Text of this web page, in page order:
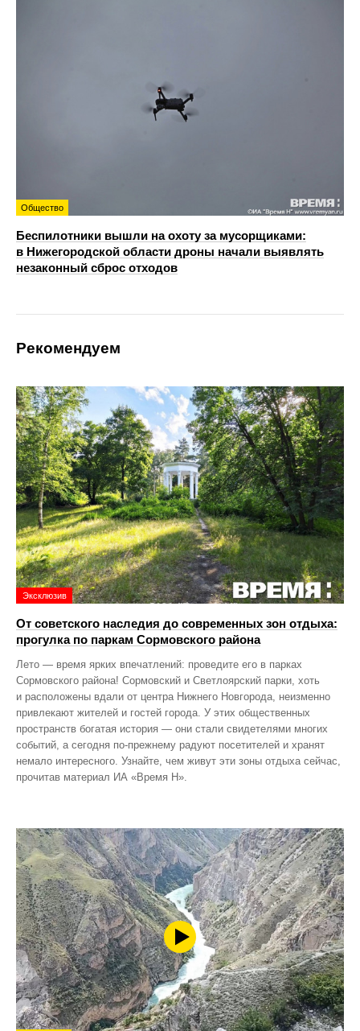
Общество
Беспилотники вышли на охоту за мусорщиками:
в Нижегородской области дроны начали выявлять
незаконный сброс отходов
Рекомендуем
Эксклюзив
От советского наследия до современных зон отдыха:
прогулка по паркам Сормовского района
Лето — время ярких впечатлений: проведите его в парках
Сормовского района! Сормовский и Светлоярский парки, хоть
и расположены вдали от центра Нижнего Новгорода, неизменно
привлекают жителей и гостей города. У этих общественных
пространств богатая история — они стали свидетелями многих
событий, а сегодня по‑прежнему радуют посетителей и хранят
немало интересного. Узнайте, чем живут эти зоны отдыха сейчас,
прочитав материал ИА «Время Н».